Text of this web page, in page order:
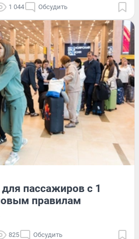
1 044 Обсудить
пассажиров с 1
правилам
825 Обсудить